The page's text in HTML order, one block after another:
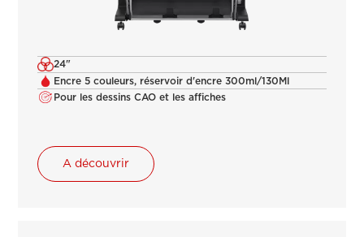
24"
Encre 5 couleurs, réservoir d'encre 300ml/130Ml
Pour les dessins CAO et les affiches
A découvrir